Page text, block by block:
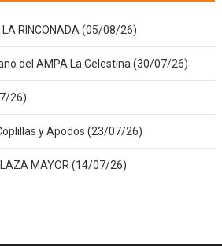
LA RINCONADA (05/08/26)
del AMPA La Celestina (30/07/26)
26)
y Apodos (23/07/26)
MAYOR (14/07/26)